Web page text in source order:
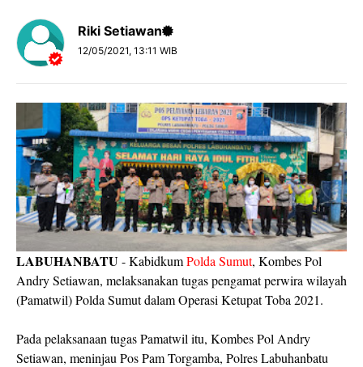
Riki Setiawan
12/05/2021, 13:11 WIB
LABUHANBATU- KabidkumPolda Sumut, Kombes Pol
Andry Setiawan, melaksanakan tugas pengamat perwira wilayah
(Pamatwil) Polda Sumut dalam Operasi Ketupat Toba 2021.
Pada pelaksanaan tugas Pamatwil itu, Kombes Pol Andry
Setiawan, meninjau Pos Pam Torgamba, Polres Labuhanbatu